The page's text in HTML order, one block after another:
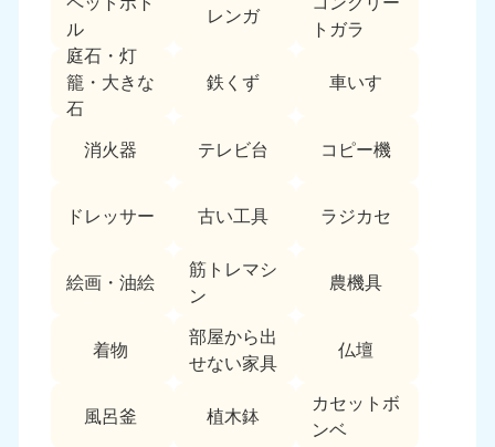
ル
レンガ
トガラ
庭石・灯
籠・大きな
石
鉄くず 車いす
消火器 テレビ台 コピー機
ドレッサー 古い工具 ラジカセ
絵画・油絵
筋トレマシ
ン
農機具
着物
部屋から出
せない家具
仏壇
風呂釜 植木鉢
カセットボ
ンベ
中国
岡山県
050-1881-5146
9:00〜19:00 年中無休
山口県
050-1880-9900
9:00〜19:00 年中無休 9:00〜19:00 年中無休
島根県
050-1881-5145
四国
香川県
050-1880-9899
徳島県
050-1880-9898